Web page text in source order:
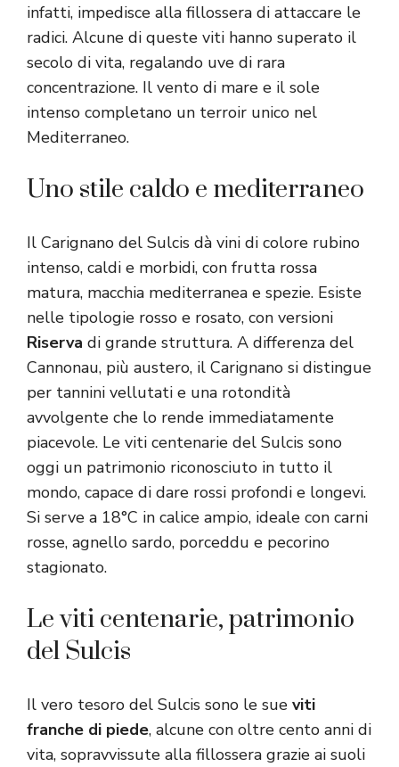
infatti, impedisce alla fillossera di attaccare le
radici. Alcune di queste viti hanno superato il
secolo di vita, regalando uve di rara
concentrazione. Il vento di mare e il sole
intenso completano un terroir unico nel
Mediterraneo.
Uno stile caldo e mediterraneo
Il Carignano del Sulcis dà vini di colore rubino
intenso, caldi e morbidi, con frutta rossa
matura, macchia mediterranea e spezie. Esiste
nelle tipologie rosso e rosato, con versioni
Riserva di grande struttura. A differenza del
Cannonau, più austero, il Carignano si distingue
per tannini vellutati e una rotondità
avvolgente che lo rende immediatamente
piacevole. Le viti centenarie del Sulcis sono
oggi un patrimonio riconosciuto in tutto il
mondo, capace di dare rossi profondi e longevi.
Si serve a 18°C in calice ampio, ideale con carni
rosse, agnello sardo, porceddu e pecorino
stagionato.
Le viti centenarie, patrimonio
del Sulcis
Il vero tesoro del Sulcis sono le sue viti
franche di piede, alcune con oltre cento anni di
vita, sopravvissute alla fillossera grazie ai suoli